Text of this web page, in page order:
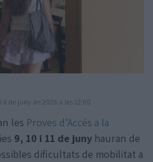
8 de juny de 2026 a les 12:00
les Proves d’Accés a la
9, 10 i 11 de juny hauran de
dificultats de mobilitat a